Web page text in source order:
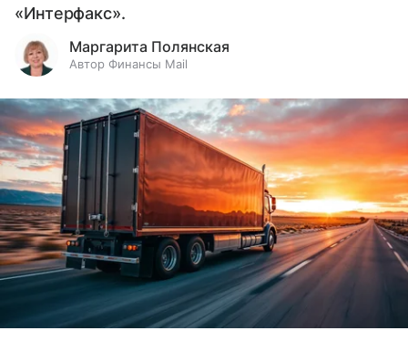
«Интерфакс».
Маргарита Полянская
Автор Финансы Mail